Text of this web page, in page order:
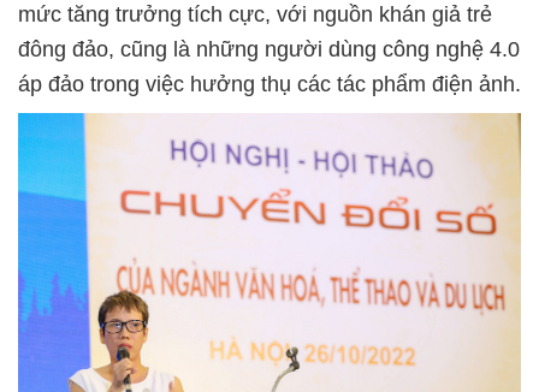
mức tăng trưởng tích cực, với nguồn khán giả trẻ
đông đảo, cũng là những người dùng công nghệ 4.0
áp đảo trong việc hưởng thụ các tác phẩm điện ảnh.